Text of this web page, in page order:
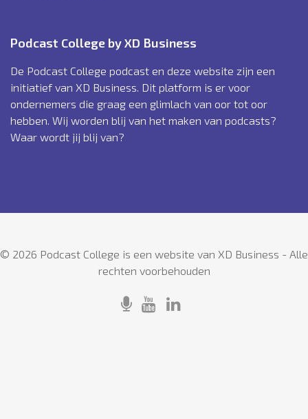
Podcast College by XD Business
De Podcast College podcast en deze website zijn een
initiatief van XD Business. Dit platform is er voor
ondernemers die graag een glimlach van oor tot oor
hebben. Wij worden blij van het maken van podcasts?
Waar wordt jij blij van?
© 2026 Podcast College is een website van XD Business - Alle
rechten voorbehouden